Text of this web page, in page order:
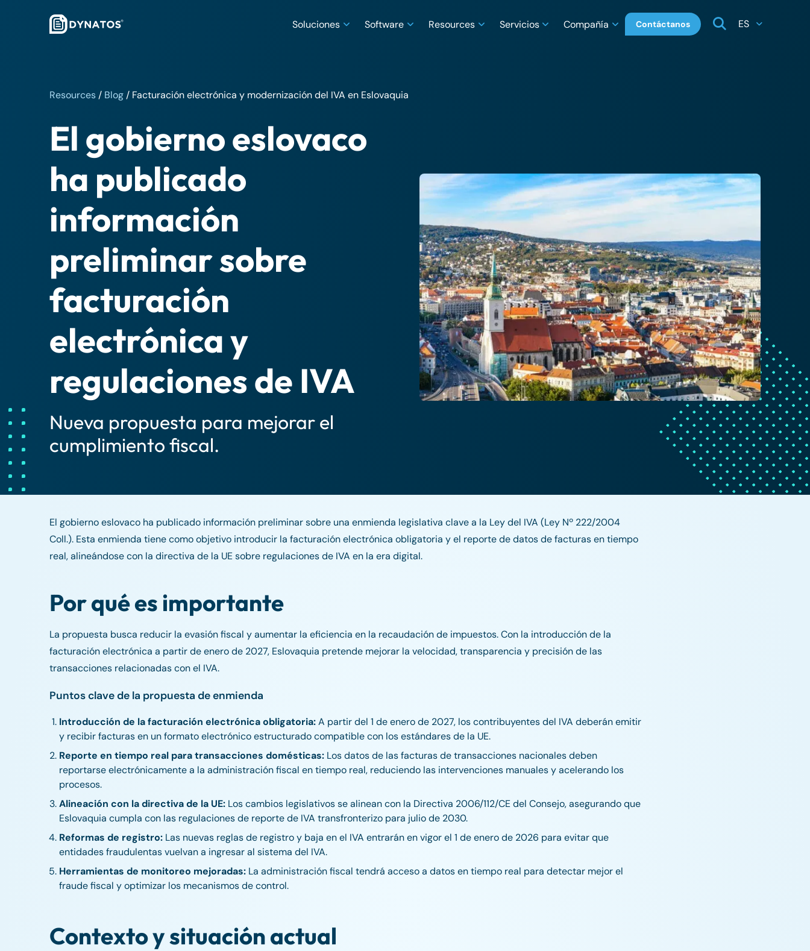
Soluciones Software Resources Servicios Compañía Contáctanos ES
Resources / Blog / Facturación electrónica y modernización del IVA en Eslovaquia
El gobierno eslovaco
ha publicado
información
preliminar sobre
facturación
electrónica y
regulaciones de IVA
Nueva propuesta para mejorar el
cumplimiento fiscal.
El gobierno eslovaco ha publicado información preliminar sobre una enmienda legislativa clave a la Ley del IVA (Ley Nº 222/2004
Coll.). Esta enmienda tiene como objetivo introducir la facturación electrónica obligatoria y el reporte de datos de facturas en tiempo
real, alineándose con la directiva de la UE sobre regulaciones de IVA en la era digital.
Por qué es importante
La propuesta busca reducir la evasión fiscal y aumentar la eficiencia en la recaudación de impuestos. Con la introducción de la
facturación electrónica a partir de enero de 2027, Eslovaquia pretende mejorar la velocidad, transparencia y precisión de las
transacciones relacionadas con el IVA.
Puntos clave de la propuesta de enmienda
Introducción de la facturación electrónica obligatoria:A partir del 1 de enero de 2027, los contribuyentes del IVA deberán emitir
y recibir facturas en un formato electrónico estructurado compatible con los estándares de la UE.
Reporte en tiempo real para transacciones domésticas: Los datos de las facturas de transacciones nacionales deben
reportarse electrónicamente a la administración fiscal en tiempo real, reduciendo las intervenciones manuales y acelerando los
procesos.
Alineación con la directiva de la UE: Los cambios legislativos se alinean con la Directiva 2006/112/CE del Consejo, asegurando que
Eslovaquia cumpla con las regulaciones de reporte de IVA transfronterizo para julio de 2030.
Reformas de registro: Las nuevas reglas de registro y baja en el IVA entrarán en vigor el 1 de enero de 2026 para evitar que
entidades fraudulentas vuelvan a ingresar al sistema del IVA.
Herramientas de monitoreo mejoradas: La administración fiscal tendrá acceso a datos en tiempo real para detectar mejor el
fraude fiscal y optimizar los mecanismos de control.
Contexto y situación actual